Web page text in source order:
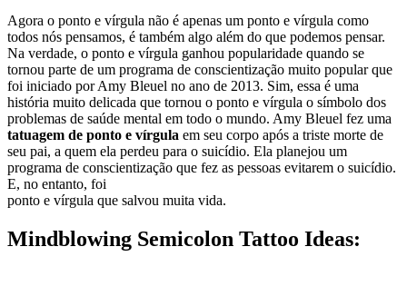
Agora o ponto e vírgula não é apenas um ponto e vírgula como
todos nós pensamos, é também algo além do que podemos pensar.
Na verdade, o ponto e vírgula ganhou popularidade quando se
tornou parte de um programa de conscientização muito popular que
foi iniciado por Amy Bleuel no ano de 2013. Sim, essa é uma
história muito delicada que tornou o ponto e vírgula o símbolo dos
problemas de saúde mental em todo o mundo. Amy Bleuel fez uma
tatuagem de ponto e vírgula em seu corpo após a triste morte de
seu pai, a quem ela perdeu para o suicídio. Ela planejou um
programa de conscientização que fez as pessoas evitarem o suicídio.
E, no entanto, foi
ponto e vírgula que salvou muita vida.
Mindblowing Semicolon Tattoo Ideas: